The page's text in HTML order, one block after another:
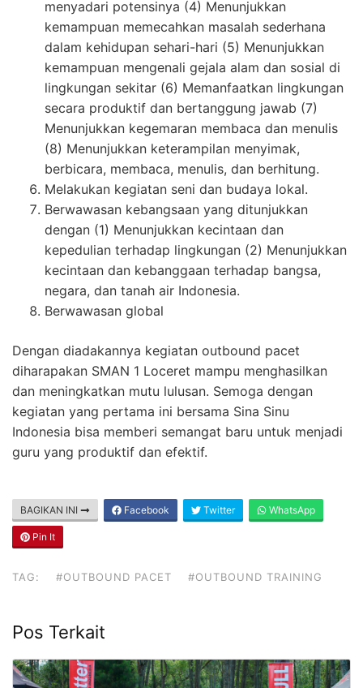
menyadari potensinya (4) Menunjukkan
kemampuan memecahkan masalah sederhana
dalam kehidupan sehari-hari (5) Menunjukkan
kemampuan mengenali gejala alam dan sosial di
lingkungan sekitar (6) Memanfaatkan lingkungan
secara produktif dan bertanggung jawab (7)
Menunjukkan kegemaran membaca dan menulis
(8) Menunjukkan keterampilan menyimak,
berbicara, membaca, menulis, dan berhitung.
Melakukan kegiatan seni dan budaya lokal.
Berwawasan kebangsaan yang ditunjukkan
dengan (1) Menunjukkan kecintaan dan
kepedulian terhadap lingkungan (2) Menunjukkan
kecintaan dan kebanggaan terhadap bangsa,
negara, dan tanah air Indonesia.
Berwawasan global
Dengan diadakannya kegiatan outbound pacet
diharapakan SMAN 1 Loceret mampu menghasilkan
dan meningkatkan mutu lulusan. Semoga dengan
kegiatan yang pertama ini bersama Sina Sinu
Indonesia bisa memberi semangat baru untuk menjadi
guru yang produktif dan efektif.
BAGIKAN INI Facebook Twitter WhatsApp
Pin It
TAG: #OUTBOUND PACET #OUTBOUND TRAINING
Pos Terkait